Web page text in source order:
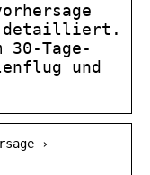
detailliert.
30-Tage-
und
›